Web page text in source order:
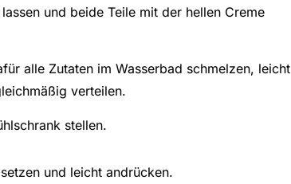
und beide Teile mit der hellen Creme
alle Zutaten im Wasserbad schmelzen, leicht
verteilen.
stellen.
und leicht andrücken.